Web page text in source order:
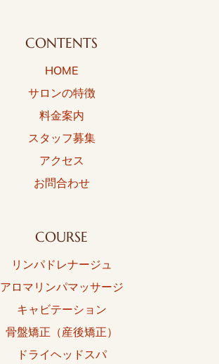
CONTENTS
HOME
サロンの特徴
料金案内
スタッフ募集
アクセス
お問合わせ
COURSE
リンパドレナージュ
アロマリンパマッサージ
キャビテーション
骨盤矯正（産後矯正）
ドライヘッドスパ